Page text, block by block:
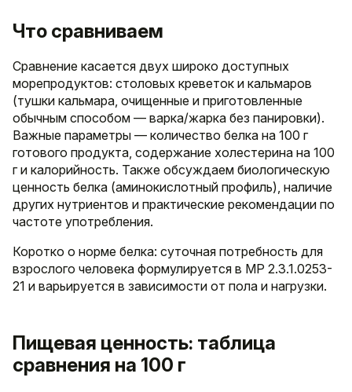
Что сравниваем
Сравнение касается двух широко доступных
морепродуктов: столовых креветок и кальмаров
(тушки кальмара, очищенные и приготовленные
обычным способом — варка/жарка без панировки).
Важные параметры — количество белка на 100 г
готового продукта, содержание холестерина на 100
г и калорийность. Также обсуждаем биологическую
ценность белка (аминокислотный профиль), наличие
других нутриентов и практические рекомендации по
частоте употребления.
Коротко о норме белка: суточная потребность для
взрослого человека формулируется в МР 2.3.1.0253-
21 и варьируется в зависимости от пола и нагрузки.
Пищевая ценность: таблица
сравнения на 100 г